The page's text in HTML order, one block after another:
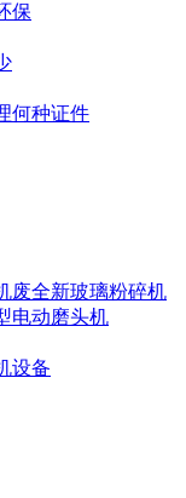
保
何种证件
废全新玻璃粉碎机
电动磨头机
设备